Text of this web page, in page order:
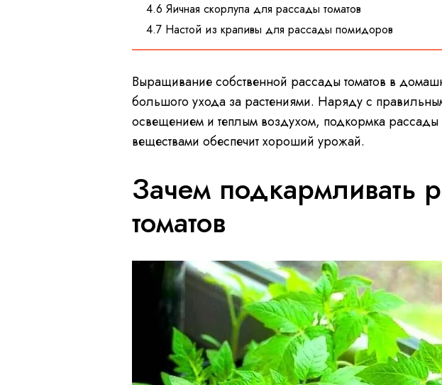
4.6 Яичная скорлупа для рассады томатов
4.7 Настой из крапивы для рассады помидоров
Выращивание собственной рассады томатов в
большого ухода за растениями. Наряду с
освещением и теплым воздухом, подкормка рассады
веществами обеспечит хороший урожай.
Зачем подкармливать
томатов